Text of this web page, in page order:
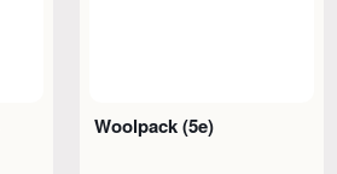
Woolpack (5e)